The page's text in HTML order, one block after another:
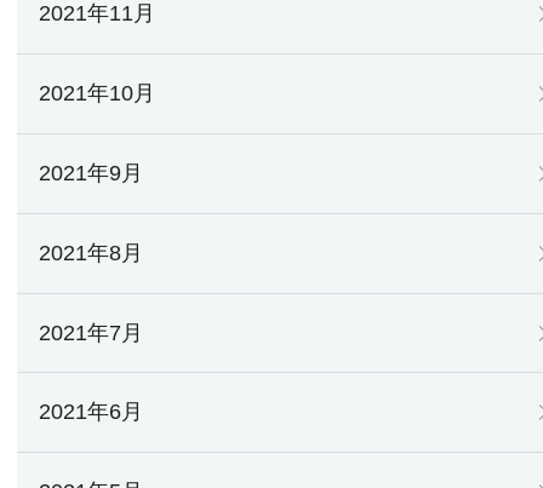
2021年11月
2021年10月
2021年9月
2021年8月
2021年7月
2021年6月